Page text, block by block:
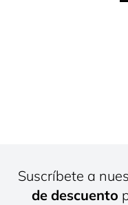
Suscríbete a
de descuento